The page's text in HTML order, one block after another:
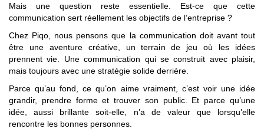
Mais une question reste essentielle. Est-ce que cette
communication sert réellement les objectifs de l’entreprise ?
Chez Piqo, nous pensons que la communication doit avant tout
être une aventure créative, un terrain de jeu où les idées
prennent vie. Une communication qui se construit avec plaisir,
mais toujours avec une stratégie solide derrière.
Parce qu’au fond, ce qu’on aime vraiment, c’est voir une idée
grandir, prendre forme et trouver son public. Et parce qu’une
idée, aussi brillante soit-elle, n’a de valeur que lorsqu’elle
rencontre les bonnes personnes.